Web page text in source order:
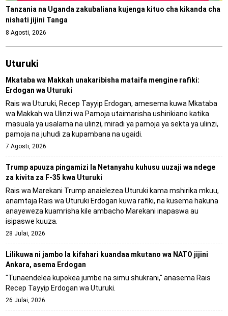
Tanzania na Uganda zakubaliana kujenga kituo cha kikanda cha
nishati jijini Tanga
8 Agosti, 2026
Uturuki
Mkataba wa Makkah unakaribisha mataifa mengine rafiki:
Erdogan wa Uturuki
Rais wa Uturuki, Recep Tayyip Erdogan, amesema kuwa Mkataba
wa Makkah wa Ulinzi wa Pamoja utaimarisha ushirikiano katika
masuala ya usalama na ulinzi, miradi ya pamoja ya sekta ya ulinzi,
pamoja na juhudi za kupambana na ugaidi.
7 Agosti, 2026
Trump apuuza pingamizi la Netanyahu kuhusu uuzaji wa ndege
za kivita za F-35 kwa Uturuki
Rais wa Marekani Trump anaielezea Uturuki kama mshirika mkuu,
anamtaja Rais wa Uturuki Erdogan kuwa rafiki, na kusema hakuna
anayeweza kuamrisha kile ambacho Marekani inapaswa au
isipaswe kuuza.
28 Julai, 2026
Lilikuwa ni jambo la kifahari kuandaa mkutano wa NATO jijini
Ankara, asema Erdogan
"Tunaendelea kupokea jumbe na simu shukrani," anasema Rais
Recep Tayyip Erdogan wa Uturuki.
26 Julai, 2026